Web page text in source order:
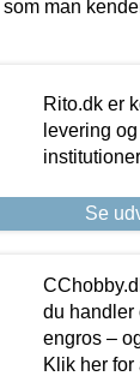
som man
Rito.dk er
levering
Se
du handler
engros –
Klik her for